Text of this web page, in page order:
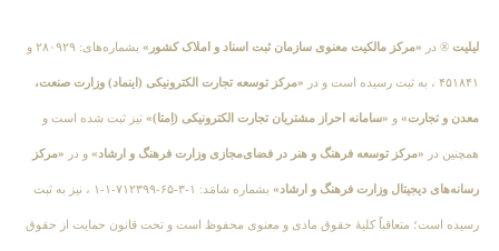
لیلیت ® در «مرکز مالکیت معنوی سازمان ثبت اسناد و املاک کشور» بشماره‌های: ۲۸۰۹۲۹ و
۴۵۱۸۴۱ ، به ثبت رسیده است و در «مرکز توسعه تجارت الکترونیکی (اینماد) وزارت صنعت،
معدن و تجارت» و «سامانه احراز مشتریان تجارت الکترونیکی (اِمتا)» نیز ثبت شده است و
همچنین در «مرکز توسعه فرهنگ و هنر در فضای‌مجازی وزارت فرهنگ و ارشاد» و در «مرکز
رسانه‌های دیجیتال وزارت فرهنگ و ارشاد» بشماره شامَد: ۱-۳-۶۵-۷۱۲۳۹۹-۱-۱ ، نیز به ثبت
رسیده است؛ متعاقباً کلیهٔ حقوق مادی و معنوی محفوظ است و تحت قانون حمایت از حقوق